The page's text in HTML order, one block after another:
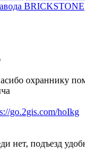
BRICKSTONE
охраннику
go.2gis.com/hoIkg
нет, подъезд